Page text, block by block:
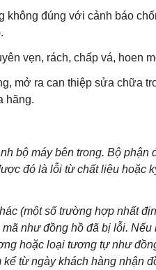
không đúng với cảnh báo
vẹn, rách, chấp vá, hoen
mở ra can thiệp sửa chữa
hãng.
bộ máy bên trong. Bộ
đó là lỗi từ chất liệu hoặc
(một số trường hợp nhất
như đồng hồ đã bị lỗi.
hoặc loại tương tự như
từ ngày khách hàng nhận